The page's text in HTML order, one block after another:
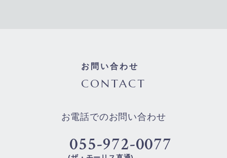
お問い合わせ
CONTACT
お電話でのお問い合わせ
055-972-0077